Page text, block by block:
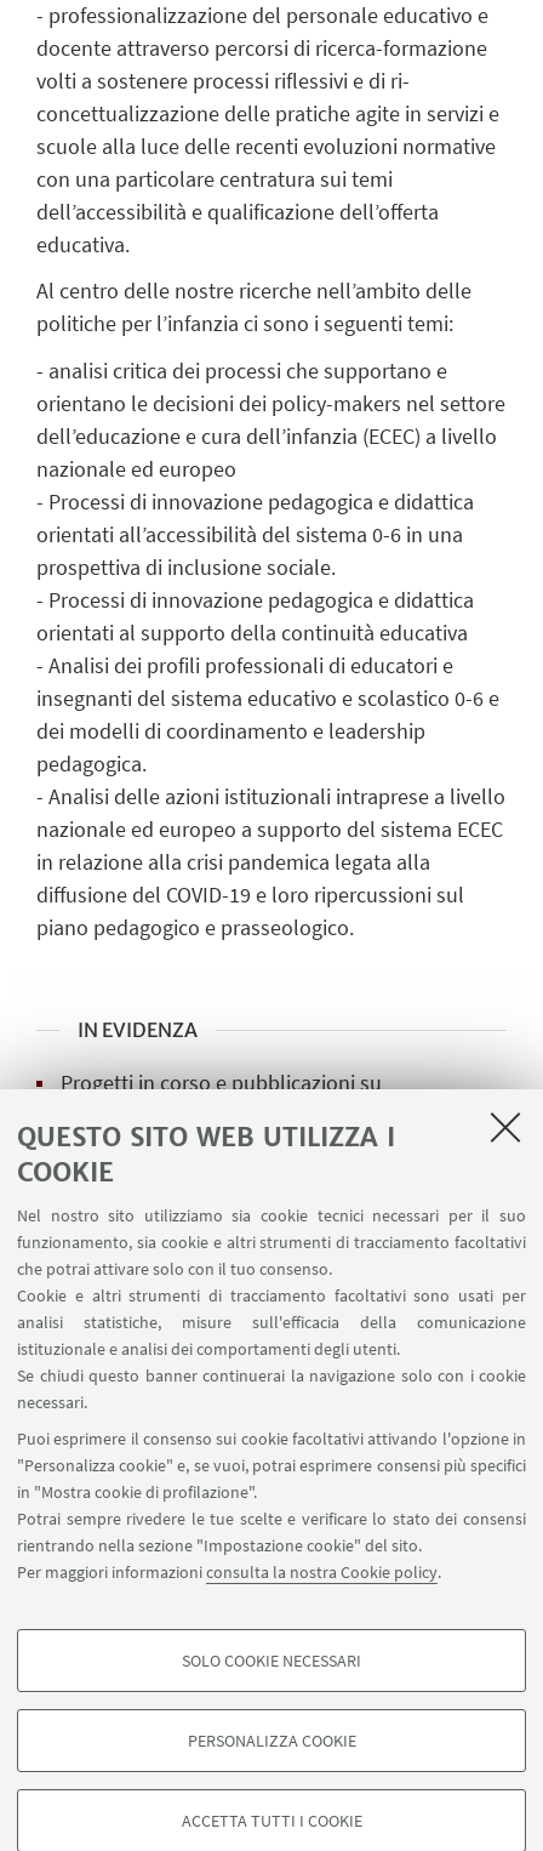
QUESTO SITO WEB UTILIZZA I
COOKIE
Nel nostro sito utilizziamo sia cookie tecnici necessari per il suo
funzionamento, sia cookie e altri strumenti di tracciamento facoltativi
che potrai attivare solo con il tuo consenso.
Cookie e altri strumenti di tracciamento facoltativi sono usati per
analisi statistiche, misure sull'efficacia della comunicazione
istituzionale e analisi dei comportamenti degli utenti.
Se chiudi questo banner continuerai la navigazione solo con i cookie
necessari.
Puoi esprimere il consenso sui cookie facoltativi attivando l'opzione in
"Personalizza cookie" e, se vuoi, potrai esprimere consensi più specifici
in "Mostra cookie di profilazione".
Potrai sempre rivedere le tue scelte e verificare lo stato dei consensi
rientrando nella sezione "Impostazione cookie" del sito.
Per maggiori informazioniconsulta la nostra Cookie policy.
COOKIE DI PROFILAZIONE - FACOLTATIVI
degli utenti, creare profili in base al loro comportamento sul sito, per analisi
di marketing.
SOLO COOKIE NECESSARI
PERSONALIZZA COOKIE
ACCETTA TUTTI I COOKIE
- professionalizzazione del personale educativo e
docente attraverso percorsi di ricerca-formazione
volti a sostenere processi riflessivi e di ri-
concettualizzazione delle pratiche agite in servizi e
scuole alla luce delle recenti evoluzioni normative
con una particolare centratura sui temi
dell’accessibilità e qualificazione dell’offerta
educativa.
Al centro delle nostre ricerche nell’ambito delle
politiche per l’infanzia ci sono i seguenti temi:
- analisi critica dei processi che supportano e
orientano le decisioni dei policy-makers nel settore
dell’educazione e cura dell’infanzia (ECEC) a livello
nazionale ed europeo
- Processi di innovazione pedagogica e didattica
orientati all’accessibilità del sistema 0-6 in una
prospettiva di inclusione sociale.
- Processi di innovazione pedagogica e didattica
orientati al supporto della continuità educativa
- Analisi dei profili professionali di educatori e
insegnanti del sistema educativo e scolastico 0-6 e
dei modelli di coordinamento e leadership
pedagogica.
- Analisi delle azioni istituzionali intraprese a livello
nazionale ed europeo a supporto del sistema ECEC
in relazione alla crisi pandemica legata alla
diffusione del COVID-19 e loro ripercussioni sul
piano pedagogico e prasseologico.
IN EVIDENZA
Progetti in corso e pubblicazioni su
Eventi e seminari
ISSA webinar 1 - Perché contrastare la
divisione dei sistemi di cura e educazione
dell'infanzia?
ISSA Webinar 2- Affrontare le criticità
sollevate dal mantenimento di sistemi di
cura educazione dell’infanzia divisi
Seguici su:
©Copyright 2026 - ALMA MATER STUDIORUM - Università di
Privacy- Note legali-Impostazioni Cookie